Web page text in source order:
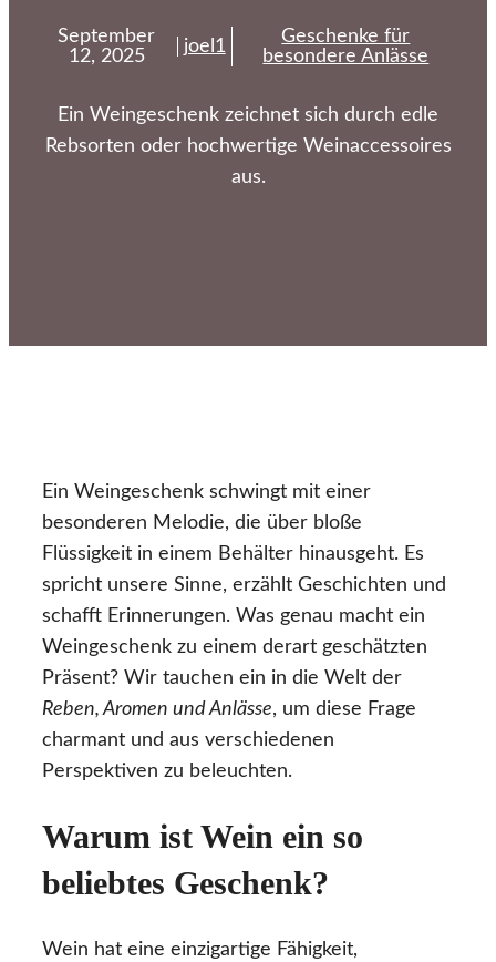
September
12, 2025
joel1
Geschenke für
besondere Anlässe
Ein Weingeschenk zeichnet sich durch edle
Rebsorten oder hochwertige Weinaccessoires
aus.
Ein Weingeschenk schwingt mit einer
besonderen Melodie, die über bloße
Flüssigkeit in einem Behälter hinausgeht. Es
spricht unsere Sinne, erzählt Geschichten und
schafft Erinnerungen. Was genau macht ein
Weingeschenk zu einem derart geschätzten
Präsent? Wir tauchen ein in die Welt der
Reben, Aromen und Anlässe, um diese Frage
charmant und aus verschiedenen
Perspektiven zu beleuchten.
Warum ist Wein ein so
beliebtes Geschenk?
Wein hat eine einzigartige Fähigkeit,